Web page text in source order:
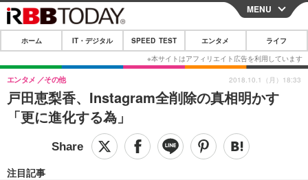
CLOSE
ホーム
IT・デジタル
IT・デジタルTOP スマートフォン
ネタ
ショッピング その他
SPEED TEST
エンタメTOP 映画・ドラマ
MENU
ホーム IT・デジタル SPEED TEST エンタメ ライフ
戸田恵梨香、Instagram全削除の真相明かす
「更に進化する為」
エンタメ その他
注目記事
2018.10.1（月）18:33